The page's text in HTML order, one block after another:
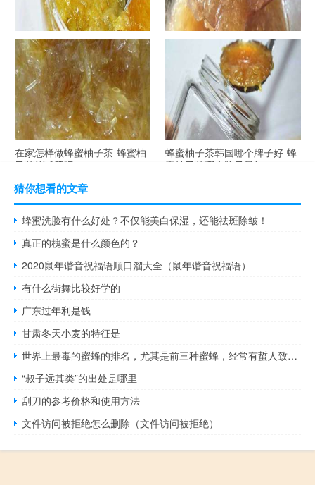
自制蜂蜜柚子茶-蜂蜜柚子茶最
容易做什么？
在家怎样做蜂蜜柚子茶-蜂蜜柚
子茶可以解酒吗？
在家怎样做蜂蜜柚子茶-蜂蜜柚
子茶能减肥吗？
蜂蜜柚子茶韩国哪个牌子好-蜂
蜜柚子茶哪个牌子最好？
猜你想看的文章
蜂蜜洗脸有什么好处？不仅能美白保湿，还能祛斑除皱！
真正的槐蜜是什么颜色的？
2020鼠年谐音祝福语顺口溜大全（鼠年谐音祝福语）
有什么街舞比较好学的
广东过年利是钱
甘肃冬天小麦的特征是
世界上最毒的蜜蜂的排名，尤其是前三种蜜蜂，经常有蜇人致死的报道！
“叔子远其类”的出处是哪里
刮刀的参考价格和使用方法
文件访问被拒绝怎么删除（文件访问被拒绝）